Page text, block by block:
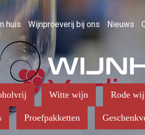
huis Wijnproeverij bij ons Nieuws
Witte wijn Rode
Proefpakketten